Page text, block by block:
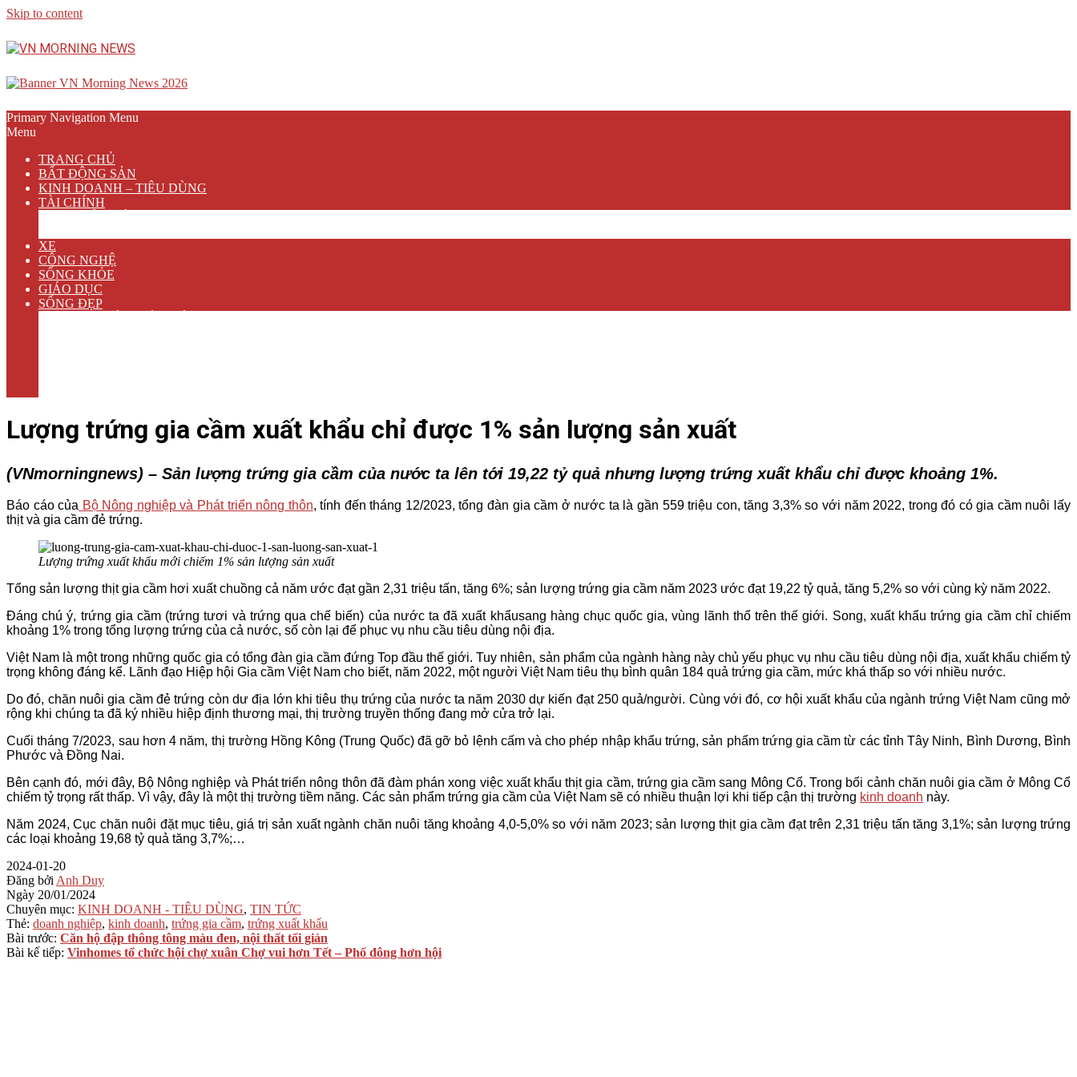
Skip to content
Primary Navigation Menu
Menu
TRANG CHỦ
BẤT ĐỘNG SẢN
KINH DOANH – TIÊU DÙNG
TÀI CHÍNH
XE
CÔNG NGHỆ
SỐNG KHỎE
GIÁO DỤC
SỐNG ĐẸP
Lượng trứng gia cầm xuất khẩu chỉ được 1% sản lượng sản xuất
(VNmorningnews) – Sản lượng trứng gia cầm của nước ta lên tới 19,22 tỷ quả nhưng lượng trứng xuất khẩu chỉ được khoảng 1%.
Báo cáo của Bộ Nông nghiệp và Phát triển nông thôn, tính đến tháng 12/2023, tổng đàn gia cầm ở nước ta là gần 559 triệu con, tăng 3,3% so với năm 2022, trong đó có gia cầm nuôi lấy
thịt và gia cầm đẻ trứng.
Lượng trứng xuất khẩu mới chiếm 1% sản lượng sản xuất
Tổng sản lượng thịt gia cầm hơi xuất chuồng cả năm ước đạt gần 2,31 triệu tấn, tăng 6%; sản lượng trứng gia cầm năm 2023 ước đạt 19,22 tỷ quả, tăng 5,2% so với cùng kỳ năm 2022.
Đáng chú ý, trứng gia cầm (trứng tươi và trứng qua chế biến) của nước ta đã xuất khẩusang hàng chục quốc gia, vùng lãnh thổ trên thế giới. Song, xuất khẩu trứng gia cầm chỉ chiếm
khoảng 1% trong tổng lượng trứng của cả nước, số còn lại để phục vụ nhu cầu tiêu dùng nội địa.
Việt Nam là một trong những quốc gia có tổng đàn gia cầm đứng Top đầu thế giới. Tuy nhiên, sản phẩm của ngành hàng này chủ yếu phục vụ nhu cầu tiêu dùng nội địa, xuất khẩu chiếm tỷ
trọng không đáng kể. Lãnh đạo Hiệp hội Gia cầm Việt Nam cho biết, năm 2022, một người Việt Nam tiêu thụ bình quân 184 quả trứng gia cầm, mức khá thấp so với nhiều nước.
Do đó, chăn nuôi gia cầm đẻ trứng còn dư địa lớn khi tiêu thụ trứng của nước ta năm 2030 dự kiến đạt 250 quả/người. Cùng với đó, cơ hội xuất khẩu của ngành trứng Việt Nam cũng mở
rộng khi chúng ta đã ký nhiều hiệp định thương mại, thị trường truyền thống đang mở cửa trở lại.
Cuối tháng 7/2023, sau hơn 4 năm, thị trường Hồng Kông (Trung Quốc) đã gỡ bỏ lệnh cấm và cho phép nhập khẩu trứng, sản phẩm trứng gia cầm từ các tỉnh Tây Ninh, Bình Dương, Bình
Phước và Đồng Nai.
Bên cạnh đó, mới đây, Bộ Nông nghiệp và Phát triển nông thôn đã đàm phán xong việc xuất khẩu thịt gia cầm, trứng gia cầm sang Mông Cổ. Trong bối cảnh chăn nuôi gia cầm ở Mông Cổ
chiếm tỷ trọng rất thấp. Vì vậy, đây là một thị trường tiềm năng. Các sản phẩm trứng gia cầm của Việt Nam sẽ có nhiều thuận lợi khi tiếp cận thị trường kinh doanh này.
Năm 2024, Cục chăn nuôi đặt mục tiêu, giá trị sản xuất ngành chăn nuôi tăng khoảng 4,0-5,0% so với năm 2023; sản lượng thịt gia cầm đạt trên 2,31 triệu tấn tăng 3,1%; sản lượng trứng
các loại khoảng 19,68 tỷ quả tăng 3,7%;…
2024-01-20
Đăng bởi Anh Duy
Ngày 20/01/2024
Chuyên mục: KINH DOANH - TIÊU DÙNG, TIN TỨC
Thẻ: doanh nghiệp, kinh doanh, trứng gia cầm, trứng xuất khẩu
Bài trước: Căn hộ đập thông tông màu đen, nội thất tối giản
Bài kế tiếp: Vinhomes tổ chức hội chợ xuân Chợ vui hơn Tết – Phố đông hơn hội